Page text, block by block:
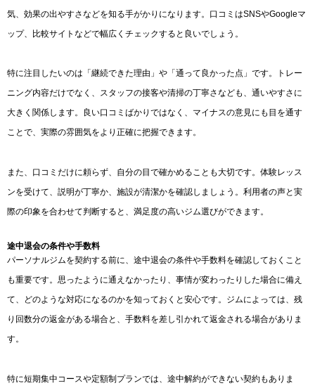
気、効果の出やすさなどを知る手がかりになります。口コミはSNSやGoogleマ
ップ、比較サイトなどで幅広くチェックすると良いでしょう。
特に注目したいのは「継続できた理由」や「通って良かった点」です。トレー
ニング内容だけでなく、スタッフの接客や清掃の丁寧さなども、通いやすさに
大きく関係します。良い口コミばかりではなく、マイナスの意見にも目を通す
ことで、実際の雰囲気をより正確に把握できます。
また、口コミだけに頼らず、自分の目で確かめることも大切です。体験レッス
ンを受けて、説明が丁寧か、施設が清潔かを確認しましょう。利用者の声と実
際の印象を合わせて判断すると、満足度の高いジム選びができます。
途中退会の条件や手数料
パーソナルジムを契約する前に、途中退会の条件や手数料を確認しておくこと
も重要です。思ったように通えなかったり、事情が変わったりした場合に備え
て、どのような対応になるのかを知っておくと安心です。ジムによっては、残
り回数分の返金がある場合と、手数料を差し引かれて返金される場合がありま
す。
特に短期集中コースや定額制プランでは、途中解約ができない契約もありま